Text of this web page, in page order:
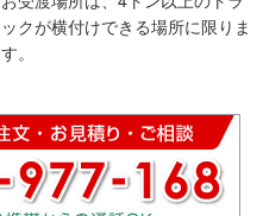
ックが横付けできる場所に限りま
す。